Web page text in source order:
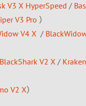
V3 X HyperSpeed /
V3 Pro ）
V4 X /
BlackShark V2 X /
V2 X）